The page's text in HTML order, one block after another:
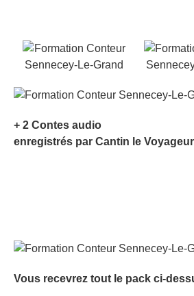
+ 2 Contes audio
enregistrés par Cantin le Voyageur
Vous recevrez tout le pack ci-